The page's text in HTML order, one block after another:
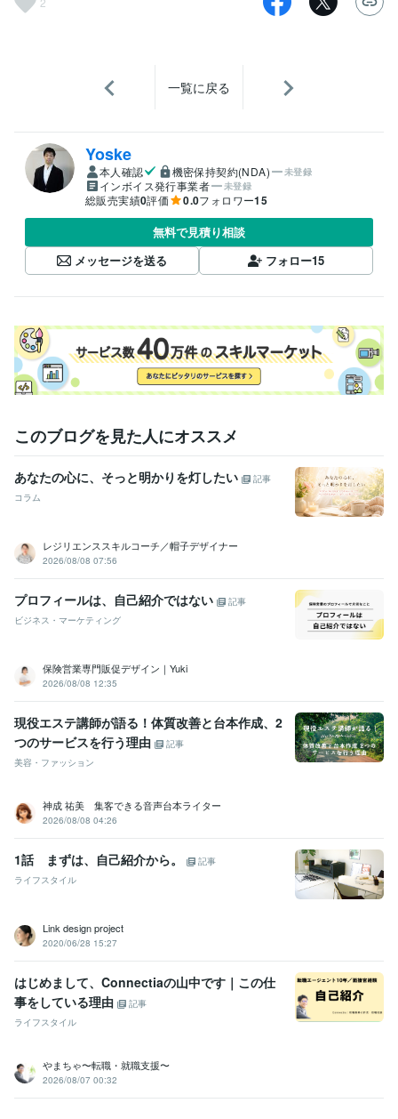
一覧に戻る
Yoske
本人確認 機密保持契約(NDA) 未登録
インボイス発行事業者 未登録
総販売実績0評価 0.0フォロワー15
無料で見積り相談
メッセージを送る
フォロー15
このブログを見た人にオススメ
あなたの心に、そっと明かりを灯したい
記事
コラム
レジリエンススキルコーチ／帽子デザイナー
2026/08/08 07:56
プロフィールは、自己紹介ではない
記事
ビジネス・マーケティング
保険営業専門販促デザイン｜Yuki
2026/08/08 12:35
現役エステ講師が語る！体質改善と台本作成、2
つのサービスを行う理由
記事
美容・ファッション
神成 祐美 集客できる音声台本ライター
2026/08/08 04:26
1話 まずは、自己紹介から。
記事
ライフスタイル
Link design project
2020/06/28 15:27
はじめまして、Connectiaの山中です｜この仕
事をしている理由
記事
ライフスタイル
やまちゃ〜転職・就職支援〜
2026/08/07 00:32